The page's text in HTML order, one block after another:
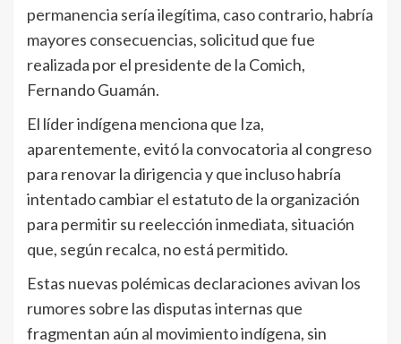
permanencia sería ilegítima, caso contrario, habría
mayores consecuencias, solicitud que fue
realizada por el presidente de la Comich,
Fernando Guamán.
El líder indígena menciona que Iza,
aparentemente, evitó la convocatoria al congreso
para renovar la dirigencia y que incluso habría
intentado cambiar el estatuto de la organización
para permitir su reelección inmediata, situación
que, según recalca, no está permitido.
Estas nuevas polémicas declaraciones avivan los
rumores sobre las disputas internas que
fragmentan aún al movimiento indígena, sin